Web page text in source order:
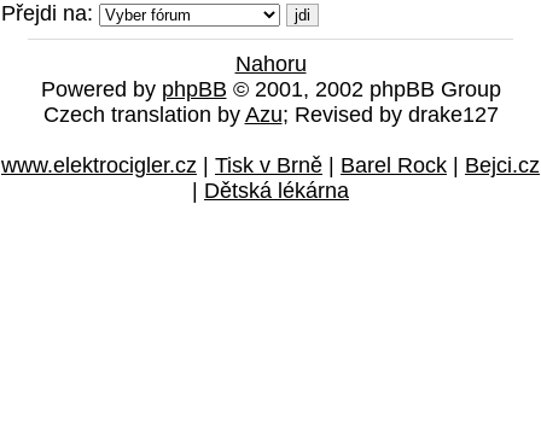
Přejdi na:
Nahoru
Powered by phpBB © 2001, 2002 phpBB Group
Czech translation by Azu; Revised by drake127
www.elektrocigler.cz Tisk v Brně Barel Rock
Bejci.cz
Dětská lékárna